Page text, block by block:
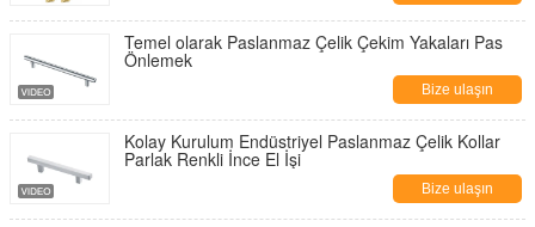
Temel olarak Paslanmaz Çelik Çekim Yakaları Pas
Önlemek
Bize ulaşın
Kolay Kurulum Endüstriyel Paslanmaz Çelik Kollar
Parlak Renkli İnce El İşi
Bize ulaşın